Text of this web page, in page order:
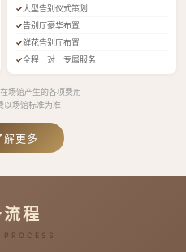
大型告别仪式策划
告别厅豪华布置
鲜花告别厅布置
全程一对一专属服务
场馆产生的各项费用
以场馆标准为准
解更多
程